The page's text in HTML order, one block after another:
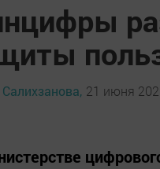
21 июня